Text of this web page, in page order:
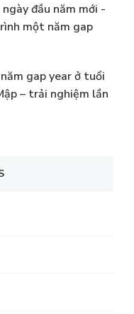
đầu năm mới -
một năm gap
gap year ở tuổi
– trải nghiệm lần